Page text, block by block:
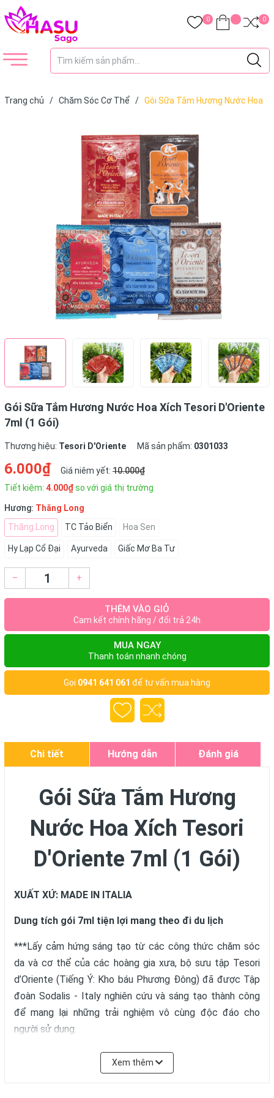
0 0
Trang chủ / Chăm Sóc Cơ Thể / Gói Sữa Tắm Hương Nước Hoa
Gói Sữa Tắm Hương Nước Hoa Xích Tesori D'Oriente
7ml (1 Gói)
Thương hiệu: Tesori D'Oriente Mã sản phẩm: 0301033
6.000₫ Giá niêm yết: 10.000₫
Tiết kiệm: 4.000₫so với giá thị trường
Hương: Thăng Long
Thăng Long
TC Tảo Biển Hoa Sen
Hy Lạp Cổ Đại Ayurveda Giấc Mơ Ba Tư
– +
THÊM VÀO GIỎ
Cam kết chính hãng / đổi trả 24h
MUA NGAY
Thanh toán nhanh chóng
Gọi 0941 641 061 để tư vấn mua hàng
Chi tiết Hướng dẫn Đánh giá
Gói Sữa Tắm Hương
Nước Hoa Xích Tesori
D'Oriente 7ml (1 Gói)
XUẤT XỨ: MADE IN ITALIA
Dung tích gói 7ml tiện lợi mang theo đi du lịch
***Lấy cảm hứng sáng tạo từ các công thức chăm sóc
da và cơ thể của các hoàng gia xưa, bộ sưu tập Tesori
d’Oriente (Tiếng Ý: Kho báu Phương Đông) đã được Tập
đoàn Sodalis - Italy nghiên cứu và sáng tạo thành công
để mang lại những trải nghiệm vô cùng độc đáo cho
người sử dụng.
***Bộ sưu tập sữa tắm, nước hoa, dưỡng da Tesori D’
Oriente là sự kết hợp hài hòa của công nghệ chế tạo mỹ
Xem thêm